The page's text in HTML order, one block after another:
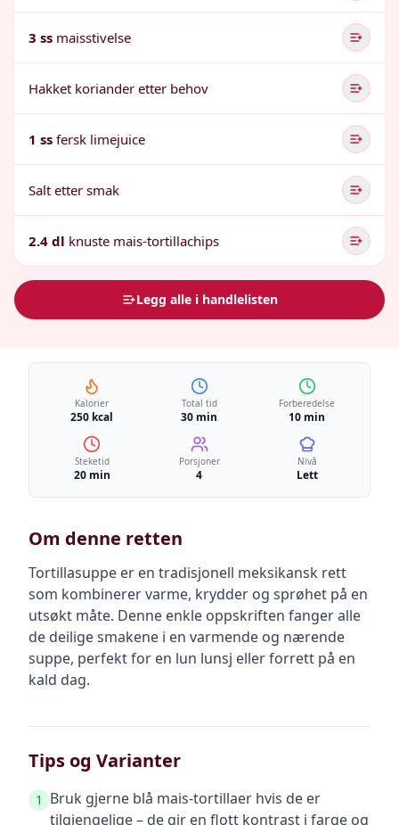
3 ss maisstivelse
Hakket koriander etter behov
1 ss fersk limejuice
Salt etter smak
2.4 dl knuste mais-tortillachips
Legg alle i handlelisten
Kalorier
250 kcal
Total tid
30 min
Forberedelse
10 min
Steketid
20 min
Porsjoner
4
Nivå
Lett
Om denne retten
Tortillasuppe er en tradisjonell meksikansk rett
som kombinerer varme, krydder og sprøhet på en
utsøkt måte. Denne enkle oppskriften fanger alle
de deilige smakene i en varmende og nærende
suppe, perfekt for en lun lunsj eller forrett på en
kald dag.
Tips og Varianter
1
Bruk gjerne blå mais-tortillaer hvis de er
tilgjengelige – de gir en flott kontrast i farge og